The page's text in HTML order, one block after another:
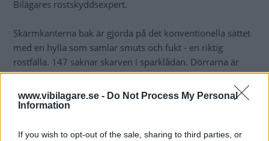
www.vibilagare.se - Do Not Process My Personal
Information
If you wish to opt-out of the sale, sharing to third parties, or
Bilägares rostskyddsexpert.
Skärmkanterna bak är gjorda på det konventionella sättet
med en hylla som samlar smuts och fukt - en riktig
rostfälla. 147 saknar skarven i sparklådan. Dörrarna är
limmade endast i nederkant. Det finns inget rostskydd i
dörrarna. Balkarna är också utan rostskydd. När vi tog loss
en av pluggarna droppade fukt ut. Det bildas ett slutet rum
en tunn plastfilm som slitskydd i ytterkanterna. Det är den